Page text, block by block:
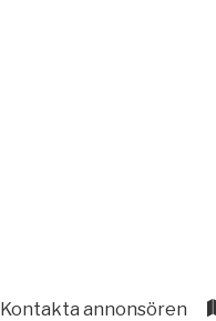
Kontakta annonsören